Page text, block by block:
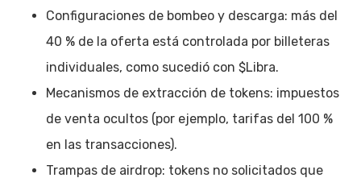
Configuraciones de bombeo y descarga: más del
40 % de la oferta está controlada por billeteras
individuales, como sucedió con $Libra.
Mecanismos de extracción de tokens: impuestos
de venta ocultos (por ejemplo, tarifas del 100 %
en las transacciones).
Trampas de airdrop: tokens no solicitados que